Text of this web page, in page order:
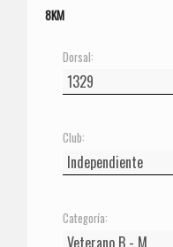
8KM
Dorsal:
Club:
Categoría: